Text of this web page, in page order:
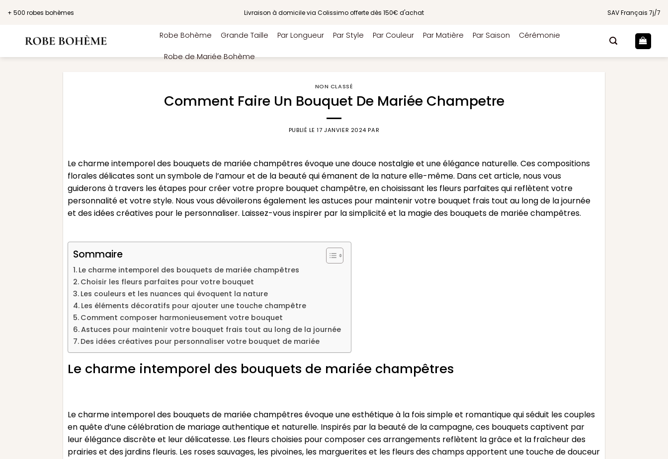
+ 500 robes bohèmes Livraison à domicile via Colissimo offerte dès 150€ d'achat SAV Français 7j/7
Robe Bohème Grande Taille Par Longueur Par Style Par Couleur Par Matière Par Saison Cérémonie
Robe de Mariée Bohème
NON CLASSÉ
Comment Faire Un Bouquet De Mariée Champetre
PUBLIÉ LE17 JANVIER 2024 PAR
Le charme intemporel des bouquets de mariée champêtres évoque une douce nostalgie et une élégance naturelle. Ces compositions
florales délicates sont un symbole de l’amour et de la beauté qui émanent de la nature elle-même. Dans cet article, nous vous
guiderons à travers les étapes pour créer votre propre bouquet champêtre, en choisissant les fleurs parfaites qui reflètent votre
personnalité et votre style. Nous vous dévoilerons également les astuces pour maintenir votre bouquet frais tout au long de la journée
et des idées créatives pour le personnaliser. Laissez-vous inspirer par la simplicité et la magie des bouquets de mariée champêtres.
Sommaire
Le charme intemporel des bouquets de mariée champêtres
Choisir les fleurs parfaites pour votre bouquet
Les couleurs et les nuances qui évoquent la nature
Les éléments décoratifs pour ajouter une touche champêtre
Comment composer harmonieusement votre bouquet
Astuces pour maintenir votre bouquet frais tout au long de la journée
Des idées créatives pour personnaliser votre bouquet de mariée
Le charme intemporel des bouquets de mariée champêtres
Le charme intemporel des bouquets de mariée champêtres évoque une esthétique à la fois simple et romantique qui séduit les couples
en quête d’une célébration de mariage authentique et naturelle. Inspirés par la beauté de la campagne, ces bouquets captivent par
leur élégance discrète et leur délicatesse. Les fleurs choisies pour composer ces arrangements reflètent la grâce et la fraîcheur des
prairies et des jardins fleuris. Les roses sauvages, les pivoines, les marguerites et les fleurs des champs apportent une touche de douceur